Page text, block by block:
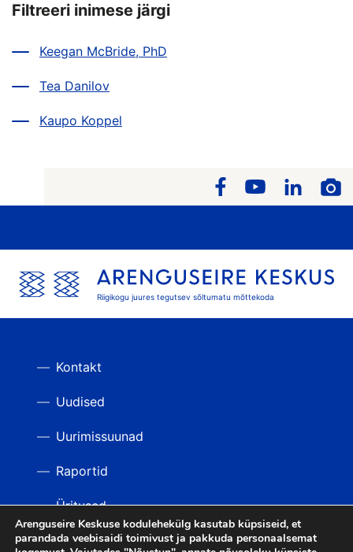
Filtreeri inimese järgi
Keegan McBride, PhD
Tea Danilov
Kaupo Koppel
Riigikogu juures tegutsev sõltumatu mõttekoda
TAGASI ÜLES
Kontakt
Uudised
Uurimissuunad
Raportid
Üritused
Videod
Arenguseire Keskuse kodulehekülg kasutab küpsiseid, et
parandada veebisaidi toimivust ja pakkuda personaalsemat